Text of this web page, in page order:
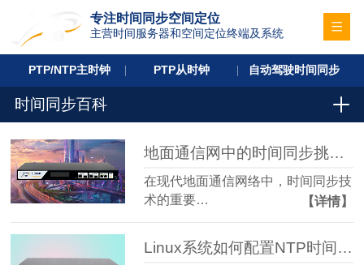
专注时间同步空间定位
主营时间服务器和空间定位终端及系统
PTP/NTP主时钟 PTP从时钟 自动驾驶时间同步
时间同步百科
地面通信网中的时间同步挑战与解决方案
在现代地面通信网络中，时间同步技
术的重要…
【详情】
Linux系统如何配置NTP时间服务器